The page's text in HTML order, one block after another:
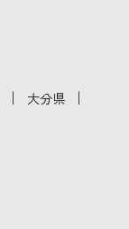
｜ 大分県 ｜